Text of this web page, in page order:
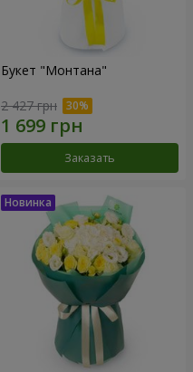
Букет "Монтана"
2 427 грн
Заказать